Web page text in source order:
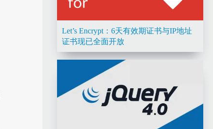
Let’s Encrypt：6天有效期证书与IP地址
证书现已全面开放